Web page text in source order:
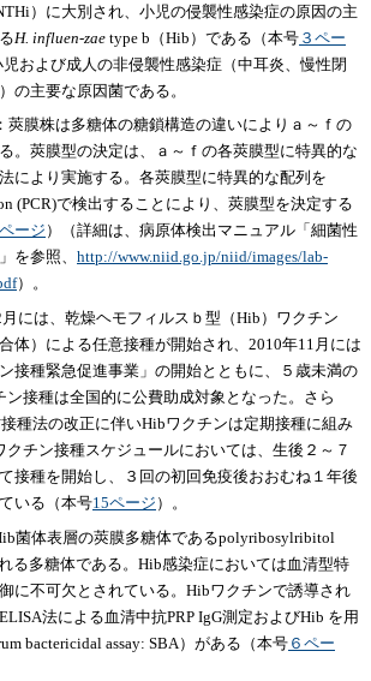
）に大別され、小児の侵襲性感染症の原因の主
H. influen-zae type b（Hib）である（本号 ３ペー
および成人の非侵襲性感染症（中耳炎、慢性閉
の主要な原因菌である。
：莢膜株は多糖体の糖鎖構造の違いによりａ～ｆの
。莢膜型の決定は、ａ～ｆの各莢膜型に特異的な
により実施する。各莢膜型に特異的な配列を
(PCR)で検出することにより、莢膜型を決定する
ージ ）（詳細は、病原体検出マニュアル「細菌性
を参照、 http://www.niid.go.jp/niid/images/lab-
）。
には、乾燥ヘモフィルスｂ型（Hib）ワクチン
体）による任意接種が開始され、2010年11月には
接種緊急促進事業」の開始とともに、５歳未満の
接種は全国的に公費助成対象となった。さら
種法の改正に伴いHibワクチンは定期接種に組み
チン接種スケジュールにおいては、生後２～７
接種を開始し、３回の初回免疫後おおむね１年後
いる（本号15ページ ）。
菌体表層の莢膜多糖体であるpolyribosylribitol
る多糖体である。Hib感染症においては血清型特
に不可欠とされている。Hibワクチンで誘導され
法による血清中抗PRP IgG測定およびHib を用
bactericidal assay: SBA）がある（本号 ６ペー